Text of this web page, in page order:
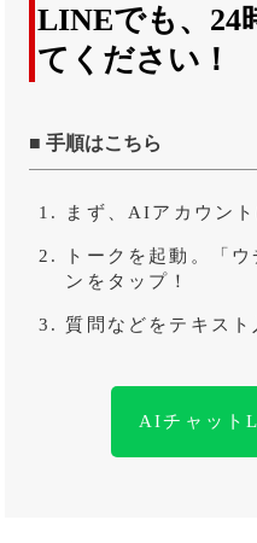
LINEでも、24
てください！
■ 手順はこちら
まず、AIアカウン
トークを起動。「
ンをタップ！
質問などをテキスト
AIチャット